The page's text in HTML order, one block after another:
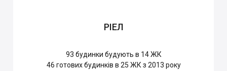
РІЕЛ
93 будинки будують в 14 ЖК
46 готових будинків в 25 ЖК з 2013 року